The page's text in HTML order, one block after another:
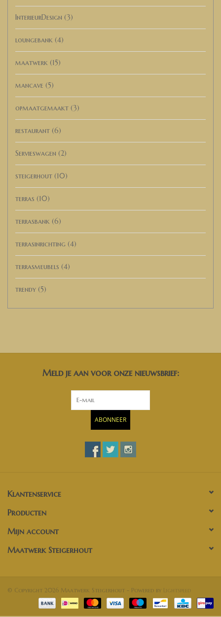
InterieurDesign (3)
loungebank (4)
maatwerk (15)
mancave (5)
opmaatgemaakt (3)
restaurant (6)
Servieswagen (2)
steigerhout (10)
terras (10)
terrasbank (6)
terrasinrichting (4)
terrasmeubels (4)
trendy (5)
Meld je aan voor onze nieuwsbrief:
ABONNEER
Klantenservice
Producten
Mijn account
Maatwerk Steigerhout
© Copyright 2026 Maatwerk Steigerhout - Powered by Lightspeed